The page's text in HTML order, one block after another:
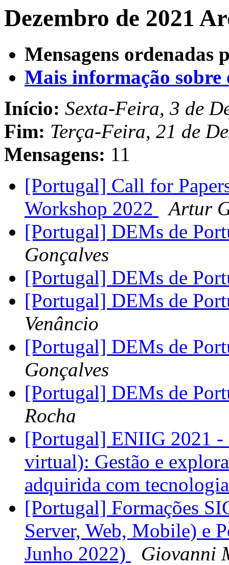
Dezembro de 2021
Mensagens ordenadas
Mais informação sobre
Início: Sexta-Feira, 3 de
Fim: Terça-Feira, 21 de
Mensagens: 11
[Portugal] Call for
Workshop 2022
Artur
[Portugal] DEMs de
Gonçalves
[Portugal] DEMs de
[Portugal] DEMs de
Venâncio
[Portugal] DEMs de
Gonçalves
[Portugal] DEMs de
Rocha
[Portugal] ENIIG 2021 -
virtual): Gestão e
adquirida com
[Portugal] Formações
Server, Web, Mobile) e
Junho 2022)
Giovanni